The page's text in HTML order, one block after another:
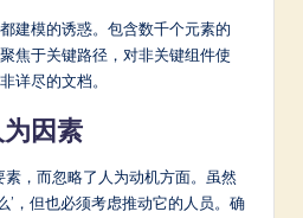
建模的诱惑。包含数千个元素的
焦于关键路径，对非关键组件使
详尽的文档。
因素
，而忽略了人为动机方面。虽然
’，但也必须考虑推动它的人员。确